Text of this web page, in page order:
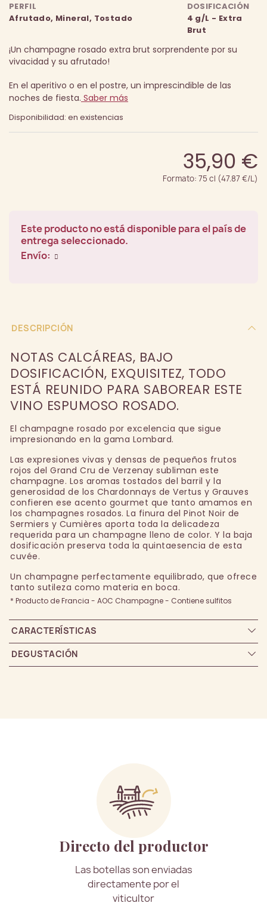
PERFIL
Afrutado, Mineral, Tostado
DOSIFICACIÓN
4 g/L - Extra
Brut
¡Un champagne rosado extra brut sorprendente por su
vivacidad y su afrutado!
En el aperitivo o en el postre, un imprescindible de las
noches de fiesta. Saber más
Disponibilidad: en existencias
35,90 €
Formato: 75 cl (47.87 €/L)
Este producto no está disponible para el país de
entrega seleccionado.
Envío:
DESCRIPCIÓN
NOTAS CALCÁREAS, BAJO
DOSIFICACIÓN, EXQUISITEZ, TODO
ESTÁ REUNIDO PARA SABOREAR ESTE
VINO ESPUMOSO ROSADO.
El champagne rosado por excelencia que sigue
impresionando en la gama Lombard.
Las expresiones vivas y densas de pequeños frutos
rojos del Grand Cru de Verzenay subliman este
champagne. Los aromas tostados del barril y la
generosidad de los Chardonnays de Vertus y Grauves
confieren ese acento gourmet que tanto amamos en
los champagnes rosados. La finura del Pinot Noir de
Sermiers y Cumières aporta toda la delicadeza
requerida para un champagne lleno de color. Y la baja
dosificación preserva toda la quintaesencia de esta
cuvée.
Un champagne perfectamente equilibrado, que ofrece
tanto sutileza como materia en boca.
* Producto de Francia - AOC Champagne - Contiene sulfitos
CARACTERÍSTICAS
DEGUSTACIÓN
Directo del productor
Las botellas son enviadas
directamente por el
viticultor